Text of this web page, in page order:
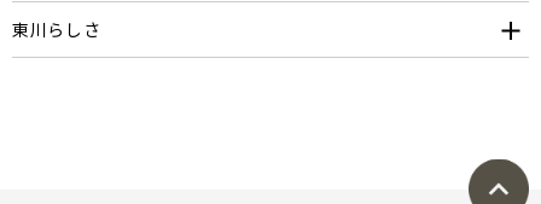
東川らしさ